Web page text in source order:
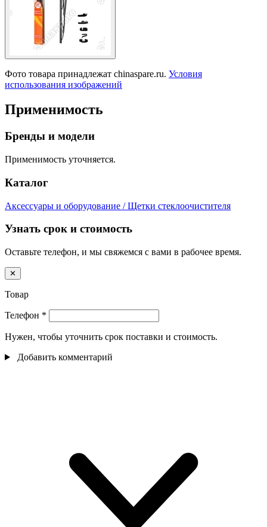
Фото товара принадлежат chinaspare.ru. Условия
использования изображений
Применимость
Бренды и модели
Применимость уточняется.
Каталог
Аксессуары и оборудование / Щетки стеклоочистителя
Узнать срок и стоимость
Оставьте телефон, и мы свяжемся с вами в рабочее время.
✕
Товар
Телефон *
Нужен, чтобы уточнить срок поставки и стоимость.
Добавить комментарий